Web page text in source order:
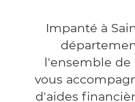
Impanté à
l'ensemble de
vous
d'aides